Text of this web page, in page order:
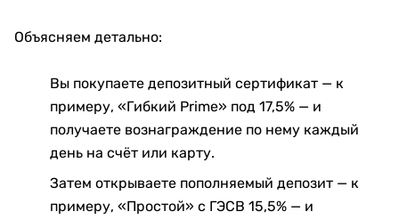
Объясняем детально:
Вы покупаете депозитный сертификат — к
примеру, «Гибкий Prime» под 17,5% — и
получаете вознаграждение по нему каждый
день на счёт или карту.
Затем открываете пополняемый депозит — к
примеру, «Простой» с ГЭСВ 15,5% — и